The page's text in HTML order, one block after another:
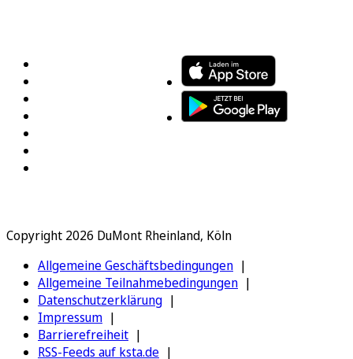
Copyright 2026 DuMont Rheinland, Köln
Allgemeine Geschäftsbedingungen
Allgemeine Teilnahmebedingungen
Datenschutzerklärung
Impressum
Barrierefreiheit
RSS-Feeds auf ksta.de